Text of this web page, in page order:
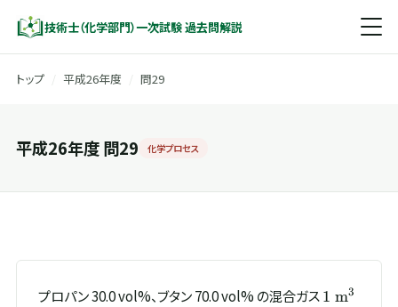
技術士（化学部門）一次試験 過去問解説
トップ 平成26年度 問29
平成26年度 問29 化学プロセス
プロパン 30.0 vol%、ブタン 70.0 vol% の混合ガス1\
1 m3